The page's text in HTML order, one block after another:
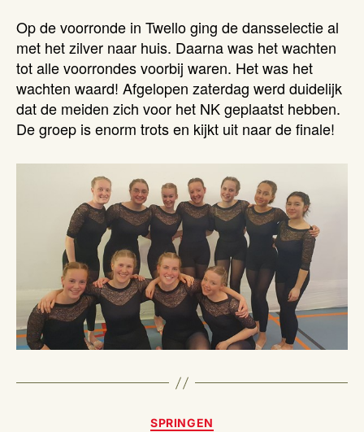
Op de voorronde in Twello ging de dansselectie al
met het zilver naar huis. Daarna was het wachten
tot alle voorrondes voorbij waren. Het was het
wachten waard! Afgelopen zaterdag werd duidelijk
dat de meiden zich voor het NK geplaatst hebben.
De groep is enorm trots en kijkt uit naar de finale!
Categorieën
SPRINGEN